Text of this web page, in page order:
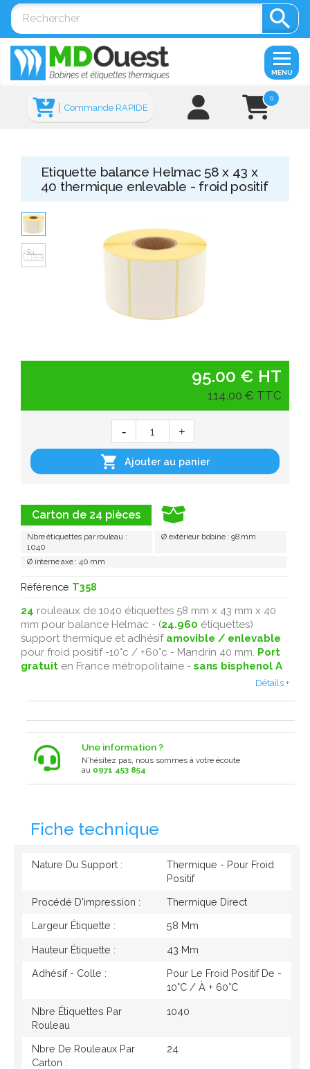

0
Commande RAPIDE
MENU
Etiquette balance Helmac 58 x 43 x
40 thermique enlevable - froid positif
Carton de 24 pièces
Nbre étiquettes par rouleau :
1040
Ø extérieur bobine : 98 mm
Ø interne axe : 40 mm
Référence T358
24 rouleaux de 1040 étiquettes 58 mm x 43 mm x 40
mm pour balance Helmac - (24.960 étiquettes)
support thermique et adhésif amovible / enlevable
pour froid positif -10°c / +60°c - Mandrin 40 mm. Port
gratuit en France métropolitaine - sans bisphenol A
Détails +
Une information ?
N’hésitez pas, nous sommes à votre écoute
au 0971 453 854
95.00 € HT
114,00 € TTC
 Ajouter au panier
Fiche technique
Nature Du Support :
Thermique - Pour Froid
Positif
Procédé D'impression : Thermique Direct
Largeur Étiquette : 58 Mm
Hauteur Étiquette : 43 Mm
Adhésif - Colle :
Pour Le Froid Positif De -
10°c / À + 60°c
Nbre Étiquettes Par
Rouleau
1040
Nbre De Rouleaux Par
Carton :
24